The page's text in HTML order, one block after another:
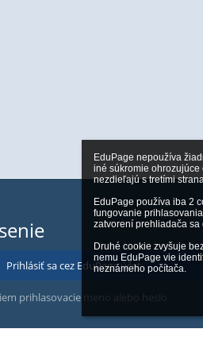
EduPage nepoužíva
iné súkromie
nezdieľajú s tretími
EduPage používa iba 2
fungovanie
zatvorení prehliadača sa
Druhé cookie zvyšuje
nemu EduPage vie
neznámeho počítača.
Prihlásiť sa cez EduPage účet
prihlasovacie meno alebo heslo